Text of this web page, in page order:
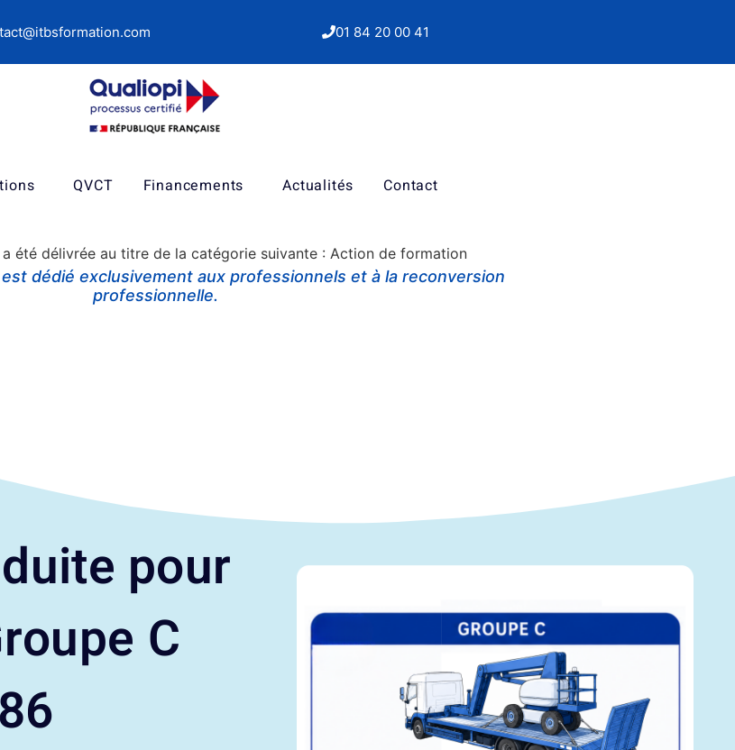
01 84 20 00 41
QVCT Financements Actualités Contact
été délivrée au titre de la catégorie suivante : Action de formation
est dédié exclusivement aux professionnels et à la reconversion
professionnelle.
pour
C